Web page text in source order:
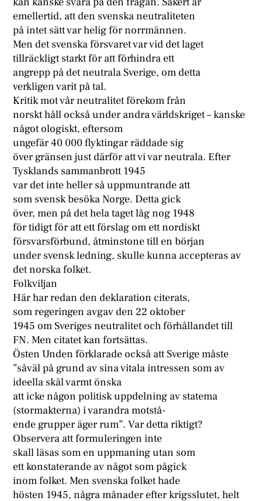
emellertid, att den svenska neutraliteten
på intet sätt var helig för norrmännen.
Men det svenska försvaret var vid det laget
tillräckligt starkt för att förhindra ett
angrepp på det neutrala Sverige, om detta
verkligen varit på tal.
Kritik mot vår neutralitet förekom från
norskt håll också under andra världskriget – kanske
något ologiskt, eftersom
ungefär 40 000 flyktingar räddade sig
över gränsen just därför att vi var neutrala. Efter
Tysklands sammanbrott 1945
var det inte heller så uppmuntrande att
som svensk besöka Norge. Detta gick
över, men på det hela taget låg nog 1948
för tidigt för att ett förslag om ett nordiskt
försvarsförbund, åtminstone till en början
under svensk ledning, skulle kunna accepteras av
det norska folket.
Folkviljan
Här har redan den deklaration citerats,
som regeringen avgav den 22 oktober
1945 om Sveriges neutralitet och förhållandet till
FN. Men citatet kan fortsättas.
Östen Unden förklarade också att Sverige måste
”såväl på grund av sina vitala intressen som av
ideella skäl varmt önska
att icke någon politisk uppdelning av statema
(stormakterna) i varandra motstå-
ende grupper äger rum”. Var detta riktigt?
Observera att formuleringen inte
skall läsas som en uppmaning utan som
ett konstaterande av något som pågick
inom folket. Men svenska folket hade
hösten 1945, några månader efter krigsslutet, helt